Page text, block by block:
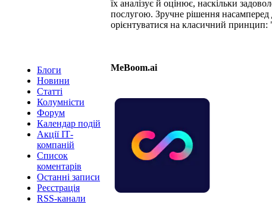
Блоги
Новини
Статті
Колумністи
Форум
Календар подій
Акції ІТ-
компаній
Список
коментарів
Останні записи
Реєстрація
RSS-канали
їх аналізує й оцінює, наскільки
послугою. Зручне рішення насамперед
орієнтуватися на класичний
MeBoom.ai